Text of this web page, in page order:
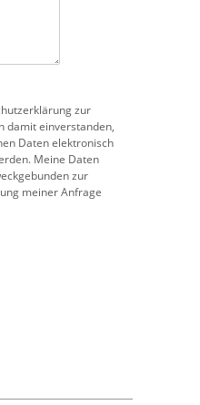
zur
damit einverstanden,
Daten elektronisch
Meine Daten
zur
meiner Anfrage